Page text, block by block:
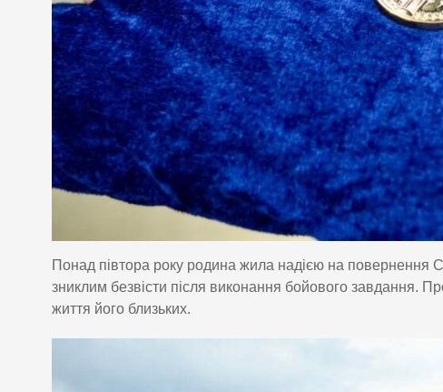
Понад півтора року родина жила надією на повернення
зниклим безвісти після виконання бойового завдання.
життя його близьких.